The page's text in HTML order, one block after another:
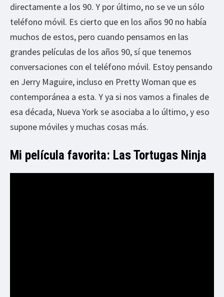
directamente a los 90. Y por último, no se ve un sólo
teléfono móvil. Es cierto que en los años 90 no había
muchos de estos, pero cuando pensamos en las
grandes películas de los años 90, sí que tenemos
conversaciones con el teléfono móvil. Estoy pensando
en Jerry Maguire, incluso en Pretty Woman que es
contemporánea a esta. Y ya si nos vamos a finales de
esa década, Nueva York se asociaba a lo último, y eso
supone móviles y muchas cosas más.
Mi película favorita: Las Tortugas Ninja